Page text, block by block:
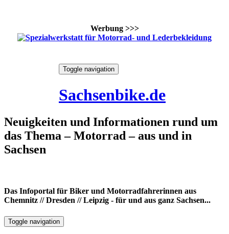
Werbung >>>
Toggle navigation
Sachsenbike.de
Neuigkeiten und Informationen rund um
das Thema – Motorrad – aus und in
Sachsen
Das Infoportal für Biker und Motorradfahrerinnen aus
Chemnitz // Dresden // Leipzig - für und aus ganz Sachsen...
Toggle navigation